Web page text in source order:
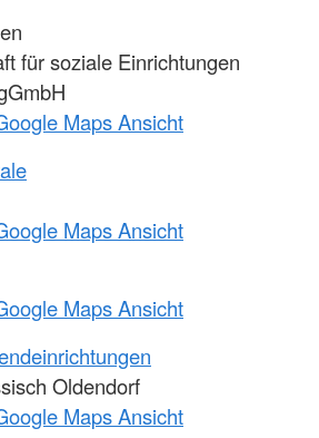
für soziale Einrichtungen
Maps Ansicht
Maps Ansicht
Maps Ansicht
Oldendorf
Maps Ansicht